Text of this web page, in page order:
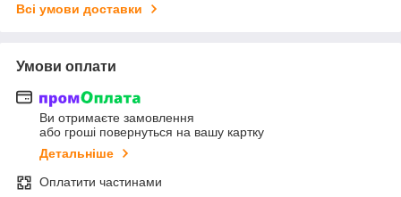
Всі умови доставки
Умови оплати
Ви отримаєте замовлення
або гроші повернуться на вашу картку
Детальніше
Оплатити частинами